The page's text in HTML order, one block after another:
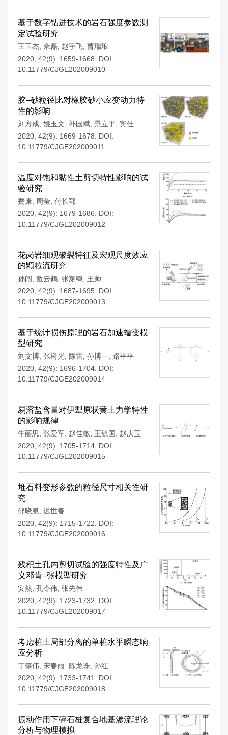
基于数字钻进技术的岩石强度参数测
定试验研究
王玉杰 佘磊 赵宇飞 曹瑞琅
2020, 42(9): 1659-1668.
DOI:
10.11779/CJGE202009010
胶–砂粒径比对橡胶砂小应变动力特
性的影响
刘方成 姚玉文 补国斌 景立平 宾佳
2020, 42(9): 1669-1678.
DOI:
10.11779/CJGE202009011
温度对饱和黏性土剪切特性影响的试
验研究
费康 周莹 付长郓
2020, 42(9): 1679-1686.
DOI:
10.11779/CJGE202009012
花岗岩细观破裂特征及宏观尺度效应
的颗粒流研究
孙闯 敖云鹤 张家鸣 王帅
2020, 42(9): 1687-1695.
DOI:
10.11779/CJGE202009013
基于统计损伤原理的岩石加速蠕变模
型研究
刘文博 张树光 陈雷 孙博一 路平平
2020, 42(9): 1696-1704. DOI:
10.11779/CJGE202009014
易溶盐含量对伊犁原状黄土力学特性
的影响规律
牛丽思 张爱军 赵佳敏 王毓国
赵庆玉
2020, 42(9): 1705-1714. DOI:
10.11779/CJGE202009015
堆石料变形参数的粒径尺寸相关性研
究
邵晓泉
迟世春
2020, 42(9): 1715-1722.
DOI:
10.11779/CJGE202009016
残积土孔内剪切试验的强度特性及广
义邓肯–张模型研究
安然 孔令伟 张先伟
2020, 42(9): 1723-1732.
DOI:
10.11779/CJGE202009017
考虑桩土局部分离的单桩水平瞬态响
应分析
丁肇伟 宋春雨 陈龙珠 孙红
2020, 42(9): 1733-1741.
DOI:
10.11779/CJGE202009018
振动作用下碎石桩复合地基渗流理论
分析与物理模拟